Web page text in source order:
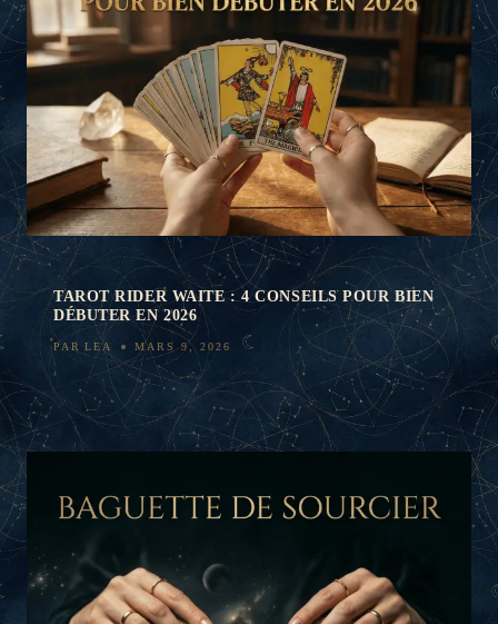
TAROT RIDER WAITE : 4 CONSEILS POUR BIEN
DÉBUTER EN 2026
PAR LEA MARS 9, 2026